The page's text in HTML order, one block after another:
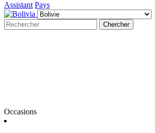
Assistant Pays
Chercher
Occasions